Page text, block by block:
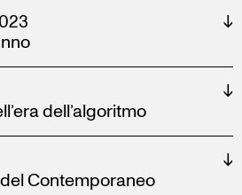
↓
↓
dell’algoritmo
↓
Contemporaneo